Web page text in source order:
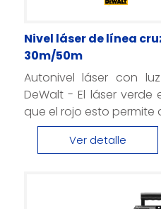
Nivel láser de línea
30m/50m
Autonivel láser con
DeWalt - El láser verde
que el rojo esto permite
Ver detalle